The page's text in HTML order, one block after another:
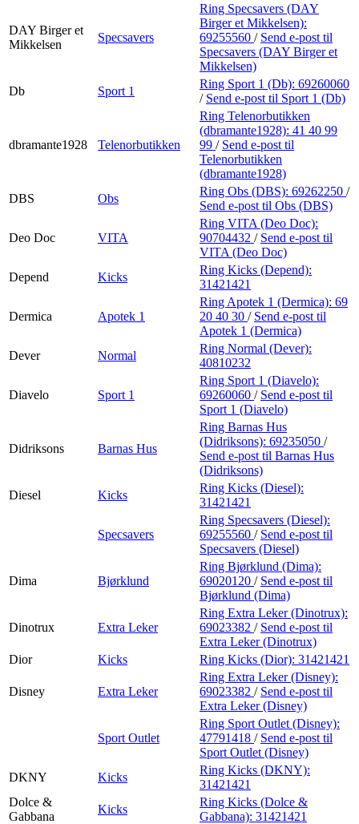
DAY Birger et
Mikkelsen
Specsavers
Ring Specsavers (DAY
Birger et Mikkelsen):
69255560 / Send e-post til
Specsavers (DAY Birger et
Mikkelsen)
Db
Sport 1
Ring Sport 1 (Db): 69260060
/ Send e-post til Sport 1 (Db)
dbramante1928 Telenorbutikken
Ring Telenorbutikken
(dbramante1928): 41 40 99
99 / Send e-post til
Telenorbutikken
(dbramante1928)
DBS
Obs
Ring Obs (DBS): 69262250 /
Send e-post til Obs (DBS)
Deo Doc VITA
Ring VITA (Deo Doc):
90704432 / Send e-post til
VITA (Deo Doc)
Depend
Kicks
Ring Kicks (Depend):
31421421
Dermica Apotek 1
Ring Apotek 1 (Dermica): 69
20 40 30 / Send e-post til
Apotek 1 (Dermica)
Dever
Normal
Ring Normal (Dever):
40810232
Diavelo Sport 1
Ring Sport 1 (Diavelo):
69260060 / Send e-post til
Sport 1 (Diavelo)
Didriksons Barnas Hus
Ring Barnas Hus
(Didriksons): 69235050 /
Send e-post til Barnas Hus
(Didriksons)
Diesel
Kicks
Ring Kicks (Diesel):
31421421
Specsavers
Ring Specsavers (Diesel):
69255560 / Send e-post til
Specsavers (Diesel)
Dima Bjørklund
Ring Bjørklund (Dima):
69020120 / Send e-post til
Bjørklund (Dima)
Dinotrux Extra Leker
Ring Extra Leker (Dinotrux):
69023382 / Send e-post til
Extra Leker (Dinotrux)
Dior
Kicks Ring Kicks (Dior): 31421421
Disney Extra Leker
Ring Extra Leker (Disney):
69023382 / Send e-post til
Extra Leker (Disney)
Sport Outlet
Ring Sport Outlet (Disney):
47791418 / Send e-post til
Sport Outlet (Disney)
DKNY
Kicks
Ring Kicks (DKNY):
31421421
Dolce &
Gabbana
Kicks
Ring Kicks (Dolce &
Gabbana): 31421421